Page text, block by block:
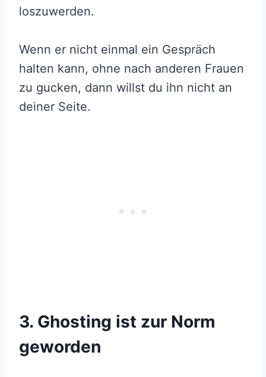
loszuwerden.
Wenn er nicht einmal ein Gespräch
halten kann, ohne nach anderen Frauen
zu gucken, dann willst du ihn nicht an
deiner Seite.
3. Ghosting ist zur Norm
geworden